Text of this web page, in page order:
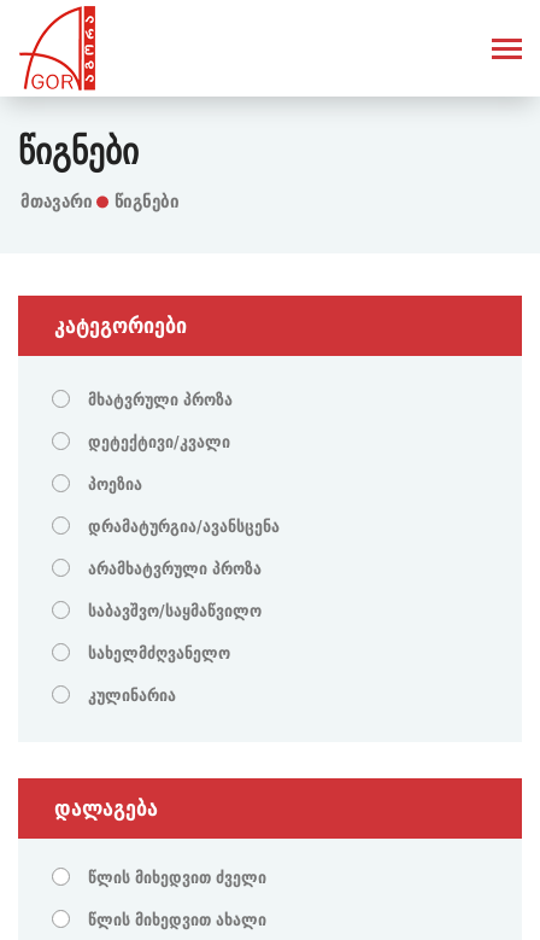
Წიგნები
Მთავარი წიგნები
კატეგორიები
მხატვრული პროზა
დეტექტივი/კვალი
პოეზია
დრამატურგია/ავანსცენა
არამხატვრული პროზა
საბავშვო/საყმაწვილო
სახელმძღვანელო
კულინარია
დალაგება
წლის მიხედვით ძველი
წლის მიხედვით ახალი